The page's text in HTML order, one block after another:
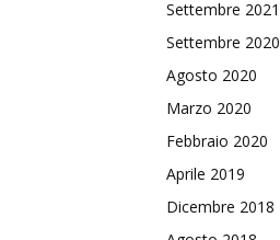
Settembre 2021
Settembre 2020
Agosto 2020
Marzo 2020
Febbraio 2020
Aprile 2019
Dicembre 2018